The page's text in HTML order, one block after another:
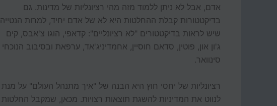
אדם, אבל לא ניתן ללמוד מזה מהי רציונליות של מדינות. גם
בדיקטטורות קבלת ההחלטות היא לא של אדם יחיד, למרות הנטייה
שיש לראות בדיקטטורים "לא רציונליים": קדאפי, הוגו צ'אבס, קים
ג'ון און, פוטין, סדאם חוסיין, אחמדיניג'אד, ערפאת ובסיבוב הנוכחי
סינוואר.
רציונליות של יחסי חוץ היא הבנה של "איך מתנהל העולם" על מנת
לנווט את המדיניות להשגת תוצאות רצויות. מכאן, שמקבל החלטות